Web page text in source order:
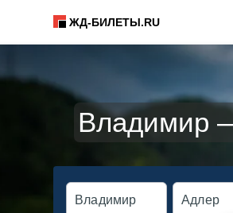
ЖД-БИЛЕТЫ.RU
Владимир